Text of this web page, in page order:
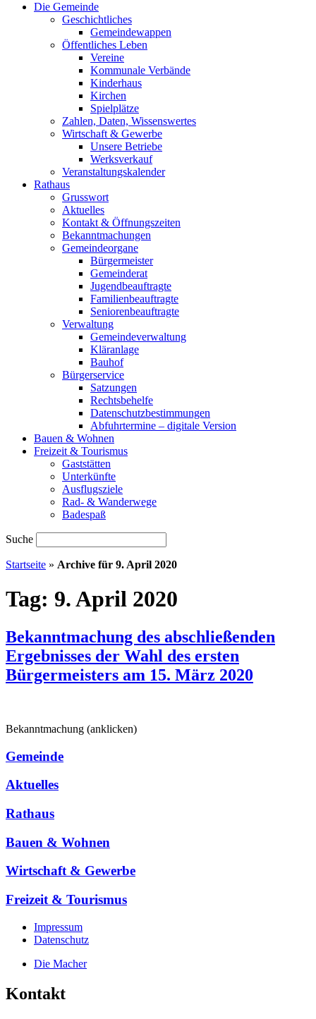
Die Gemeinde
Geschichtliches
Gemeindewappen
Öffentliches Leben
Vereine
Kommunale Verbände
Kinderhaus
Kirchen
Spielplätze
Zahlen, Daten, Wissenswertes
Wirtschaft & Gewerbe
Unsere Betriebe
Werksverkauf
Veranstaltungskalender
Rathaus
Grusswort
Aktuelles
Kontakt & Öffnungszeiten
Bekanntmachungen
Gemeindeorgane
Bürgermeister
Gemeinderat
Jugendbeauftragte
Familienbeauftragte
Seniorenbeauftragte
Verwaltung
Gemeindeverwaltung
Kläranlage
Bauhof
Bürgerservice
Satzungen
Rechtsbehelfe
Datenschutzbestimmungen
Abfuhrtermine – digitale Version
Bauen & Wohnen
Freizeit & Tourismus
Gaststätten
Unterkünfte
Ausflugsziele
Rad- & Wanderwege
Badespaß
Suche
Startseite » Archive für 9. April 2020
Tag: 9. April 2020
Bekanntmachung des abschließenden
Ergebnisses der Wahl des ersten
Bürgermeisters am 15. März 2020
Bekanntmachung (anklicken)
Gemeinde
Aktuelles
Rathaus
Bauen & Wohnen
Wirtschaft & Gewerbe
Freizeit & Tourismus
Impressum
Datenschutz
Die Macher
Kontakt